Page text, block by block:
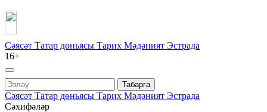
Сәясәт Татар дөньясы Тарих Мәдәният Эстрада
16+
Табарга
Сәясәт Татар дөньясы Тарих Мәдәният Эстрада
Сәхифәләр